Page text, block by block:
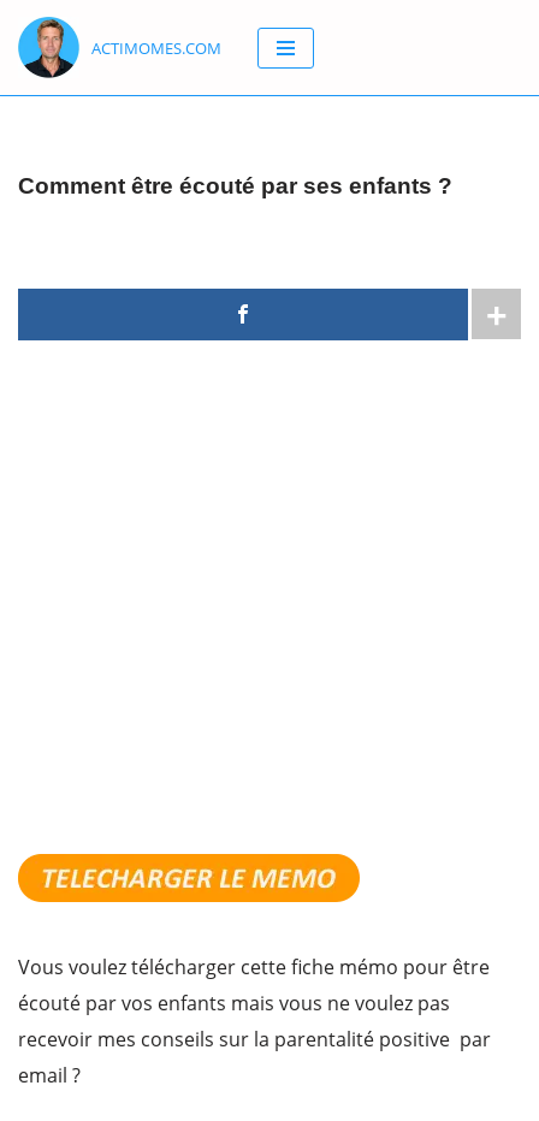
Aller
au
ACTIMOMES.COM
Comment être écouté par ses enfants ?
Vous voulez télécharger cette fiche mémo pour être
écouté par vos enfants mais vous ne voulez pas
recevoir mes conseils sur la parentalité positive par
email ?